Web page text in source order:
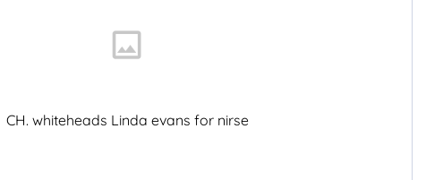
CH. whiteheads Linda evans for nirse